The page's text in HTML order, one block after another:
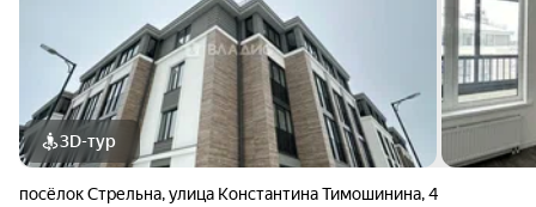
3D-тур
посёлок Стрельна,улица Константина Тимошинина,4